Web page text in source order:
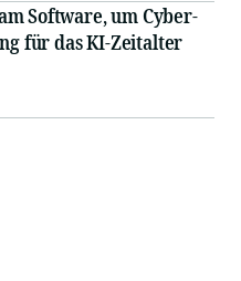
Software, um Cyber-
für das KI-Zeitalter